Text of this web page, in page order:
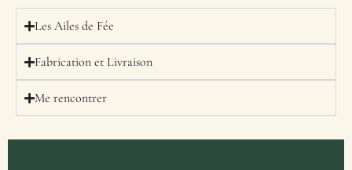
Les Ailes de Fée
Fabrication et Livraison
Me rencontrer